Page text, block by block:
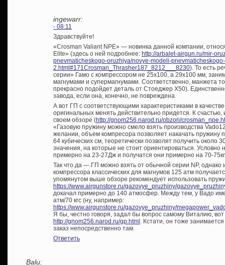
ingewarr:
- 08:11
Здравствуйте!
«Crosman Valiant NPE» — новинка данной компании,
Elite» (здесь о ней подробнее: http://arbalet-airgun.ru/mir-
pnevmaticheskogo-oruzhiya/novye-modeli-
2.html#171Crosman_Thrasher187_8212___8230). То есть
серии» Гамо с компрессором не 25х100, а 29х100 мм,
магнумами и супермагнумами. Соответственно, манжета
прекрасно подойдет деталь от Стоеджер Х50).
завода, если она, конечно, не повреждена.
А вот ГП с соответствующими характеристиками в
оригинальных менять действительно придется. К
своем обзоре (http://gnom256.narod.ru/obzori/
«Газовую пружину можно смело взять производства
желании, объем компресора позволяет накачать пружину
64 кубических см, теоретически позволят получить около
значения, на которые не стоит ориентироваться. Условно
примерно на 23-27Дж и получатся они примерно на 70-
Так что да — ГП можно взять от обычной серии NP, однако
компрессора классических для магнумов 125 атм
упомянутом выше обзоре рекомендует использовать
https://www.airgunstore.ru/gazovye_pruzhiny/
докачал примерно до 140 атмосфер. Между тем, у Вадо
атм/70 кгс (ну, например:
https://www.airgunstore.ru/gazovye_pruzhiny/
Я бы, честно говоря, задал бы вопрос самому Виталию,
http://gnom256.narod.ru/gp.html . Кстати, он тоже
заказ непосредственно там.
Ответить
Balu: